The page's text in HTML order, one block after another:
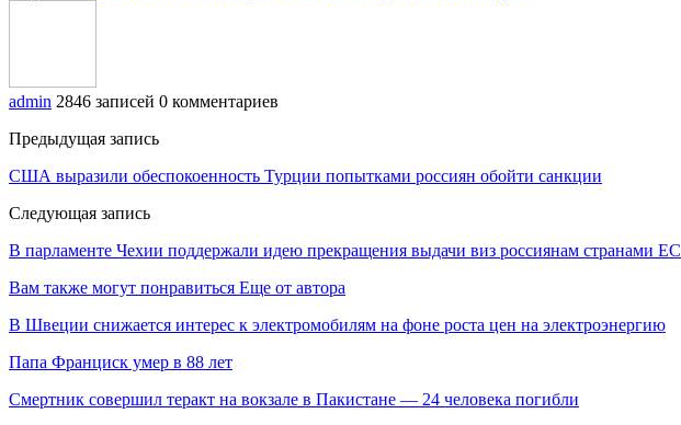
admin 2846 записей 0 комментариев
Предыдущая запись
США выразили обеспокоенность Турции попытками россиян обойти санкции
Следующая запись
В парламенте Чехии поддержали идею прекращения выдачи виз россиянам странами ЕС
Вам также могут понравиться Еще от автора
В Швеции снижается интерес к электромобилям на фоне роста цен на электроэнергию
Папа Франциск умер в 88 лет
Смертник совершил теракт на вокзале в Пакистане — 24 человека погибли